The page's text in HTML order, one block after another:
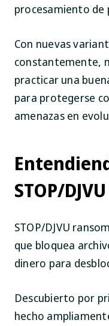
procesamiento de
Con nuevas
constantemente,
practicar una
para protegerse
amenazas en
STOP/DJVU
STOP/DJVU
que bloquea
dinero para
Descubierto por
hecho